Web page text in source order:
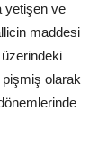
yetişen ve
maddesi
olarak